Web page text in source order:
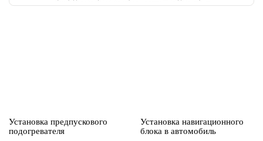
Установка предпускового
подогревателя
Установка навигационного
блока в автомобиль